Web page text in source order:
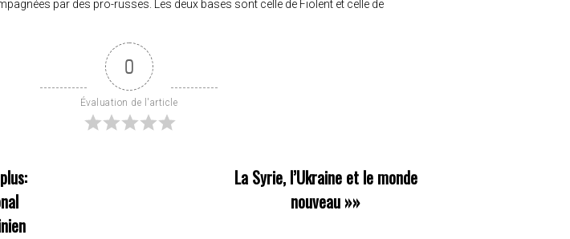
par des pro-russes. Les deux bases sont celle de Fiolent et celle de
0
Évaluation de l'article
La Syrie, l’Ukraine et le monde
nouveau »»